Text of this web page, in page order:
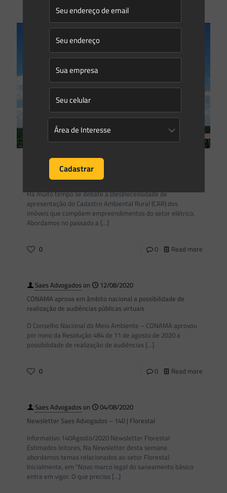
Gleyse Gulin on
17/08/2020
(Des)Necessidade do CAR para Linhas de Transmissão (LTs)
Há muito tempo se debate a (des)necessidade de
apresentação do Cadastro Ambiental Rural (CAR) dos
imóveis que compõem empreendimentos do setor elétrico.
Abordamos no passado a […]
0 0 Read more
Saes Advogadoson
12/08/2020
CONAMA aprova em âmbito nacional a possibilidade de
realização de audiências públicas virtuais
O Conselho Nacional do Meio Ambiente – CONAMA aprovou
por meio da Resolução 484 de 11 de agosto de 2020 a
possibilidade de realização de audiências […]
0 0 Read more
Saes Advogadoson
04/08/2020
Newsletter Saes Advogados – 140 | Florestal
Informativo 140Agosto/2020 Newsletter Florestal
Estimados leitores, Na Newsletter desta semana
abordamos temas relacionados ao setor Florestal.
Inicialmente, em “Novo marco legal do saneamento básico
entra em vigor. O que preciso […]